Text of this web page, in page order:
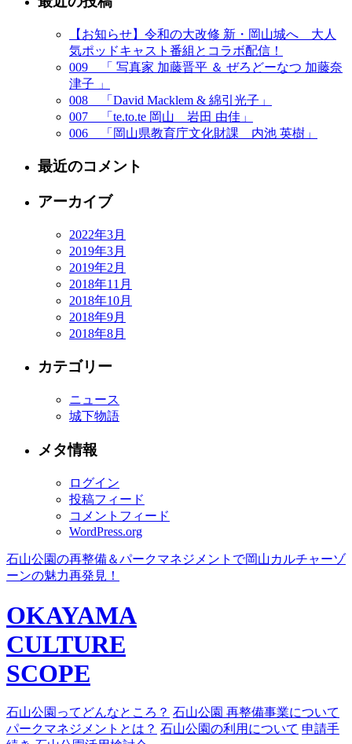
【お知らせ】令和の大改修 新・岡山城へ 大人
気ポッドキャスト番組とコラボ配信！
009 「 写真家 加藤晋平 ＆ ぜろどーなつ 加藤奈
津子 」
008 「David Macklem & 綿引光子」
007 「te.to.te 岡山 岩田 由佳」
006 「岡山県教育庁文化財課 内池 英樹」
最近のコメント
アーカイブ
2022年3月
2019年3月
2019年2月
2018年11月
2018年10月
2018年9月
2018年8月
カテゴリー
ニュース
城下物語
メタ情報
ログイン
投稿フィード
コメントフィード
WordPress.org
石山公園の再整備＆パークマネジメントで岡山カルチャーゾ
ーンの魅力再発見！
OKAYAMA
CULTURE
SCOPE
石山公園ってどんなところ？ 石山公園 再整備事業について
パークマネジメントとは？ 石山公園の利用について 申請手